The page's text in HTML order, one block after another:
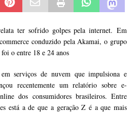
ter sofrido golpes pela internet. Em
conduzido pela Akamai, o grupo
o entre 18 e 24 anos
serviços de nuvem que impulsiona e
recentemente um relatório sobre e-
dos consumidores brasileiros. Entre
está a de que a geração Z é a que mais